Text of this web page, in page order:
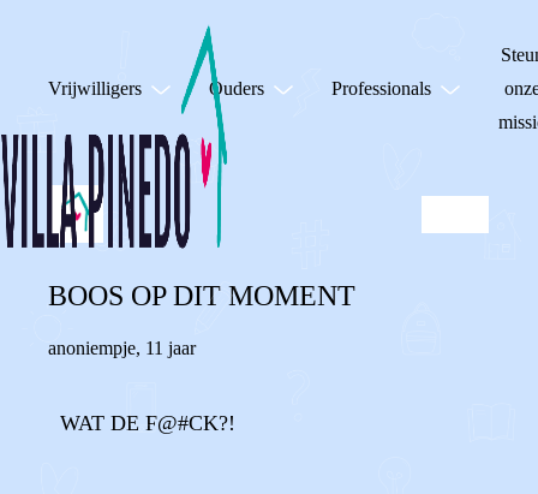
Vrijwilligers Ouders Professionals
BOOS OP DIT MOMENT
anoniempje, 11 jaar
WAT DE F@#CK?!